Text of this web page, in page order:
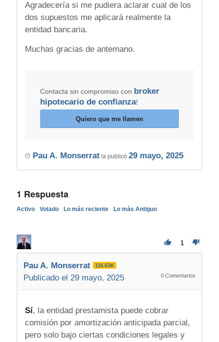
Agradecería si me pudiera aclarar cual de los
dos supuestos me aplicará realmente la
entidad bancaria.
Muchas gracias de antemano.
Contacta sin compromiso con broker
hipotecario de confianza!
Quiero que me llamen
Pau A. Monserratla publicó 29 mayo, 2025
1 Respuesta
Activo Votado Lo más reciente Lo más Antiguo
1
Pau A. Monserrat 116.63K
Publicado el 29 mayo, 2025 0 Comentarios
Sí, la entidad prestamista puede cobrar
comisión por amortización anticipada parcial,
pero solo bajo ciertas condiciones legales y